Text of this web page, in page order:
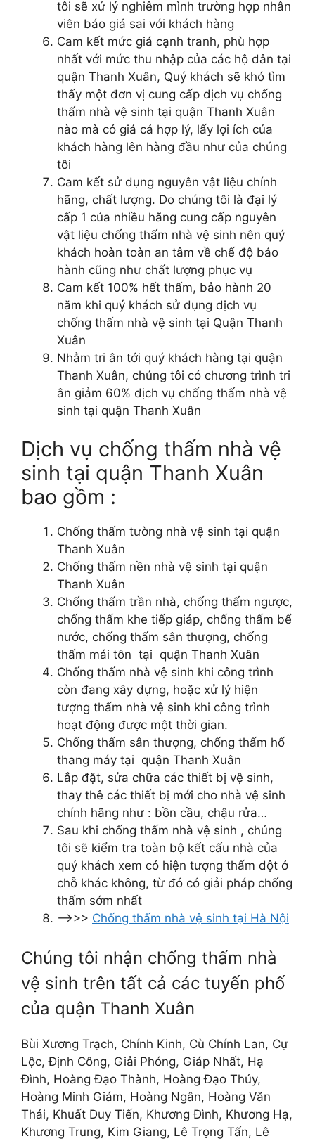
tôi sẽ xử lý nghiêm mình trường hợp nhân
viên báo giá sai với khách hàng
Cam kết mức giá cạnh tranh, phù hợp
nhất với mức thu nhập của các hộ dân tại
quận Thanh Xuân, Quý khách sẽ khó tìm
thấy một đơn vị cung cấp dịch vụ chống
thấm nhà vệ sinh tại quận Thanh Xuân
nào mà có giá cả hợp lý, lấy lợi ích của
khách hàng lên hàng đầu như của chúng
tôi
Cam kết sử dụng nguyên vật liệu chính
hãng, chất lượng. Do chúng tôi là đại lý
cấp 1 của nhiều hãng cung cấp nguyên
vật liệu chống thấm nhà vệ sinh nên quý
khách hoàn toàn an tâm về chế độ bảo
hành cũng như chất lượng phục vụ
Cam kết 100% hết thấm, bảo hành 20
năm khi quý khách sử dụng dịch vụ
chống thấm nhà vệ sinh tại Quận Thanh
Xuân
Nhằm tri ân tới quý khách hàng tại quận
Thanh Xuân, chúng tôi có chương trình tri
ân giảm 60% dịch vụ chống thấm nhà vệ
sinh tại quận Thanh Xuân
Dịch vụ chống thấm nhà vệ
sinh tại quận Thanh Xuân
bao gồm :
Chống thấm tường nhà vệ sinh tại quận
Thanh Xuân
Chống thấm nền nhà vệ sinh tại quận
Thanh Xuân
Chống thấm trần nhà, chống thấm ngược,
chống thấm khe tiếp giáp, chống thấm bể
nước, chống thấm sân thượng, chống
thấm mái tôn tại quận Thanh Xuân
Chống thấm nhà vệ sinh khi công trình
còn đang xây dựng, hoặc xử lý hiện
tượng thấm nhà vệ sinh khi công trình
hoạt động được một thời gian.
Chống thấm sân thượng, chống thấm hố
thang máy tại quận Thanh Xuân
Lắp đặt, sửa chữa các thiết bị vệ sinh,
thay thê các thiết bị mới cho nhà vệ sinh
chính hãng như : bồn cầu, chậu rửa…
Sau khi chống thấm nhà vệ sinh , chúng
tôi sẽ kiểm tra toàn bộ kết cấu nhà của
quý khách xem có hiện tượng thấm dột ở
chỗ khác không, từ đó có giải pháp chống
thấm sớm nhất
—->>> Chống thấm nhà vệ sinh tại Hà Nội
Chúng tôi nhận chống thấm nhà
vệ sinh trên tất cả các tuyến phố
của quận Thanh Xuân
Bùi Xương Trạch, Chính Kinh, Cù Chính Lan, Cự
Lộc, Định Công, Giải Phóng, Giáp Nhất, Hạ
Đình, Hoàng Đạo Thành, Hoàng Đạo Thúy,
Hoàng Minh Giám, Hoàng Ngân, Hoàng Văn
Thái, Khuất Duy Tiến, Khương Đình, Khương Hạ,
Khương Trung, Kim Giang, Lê Trọng Tấn, Lê